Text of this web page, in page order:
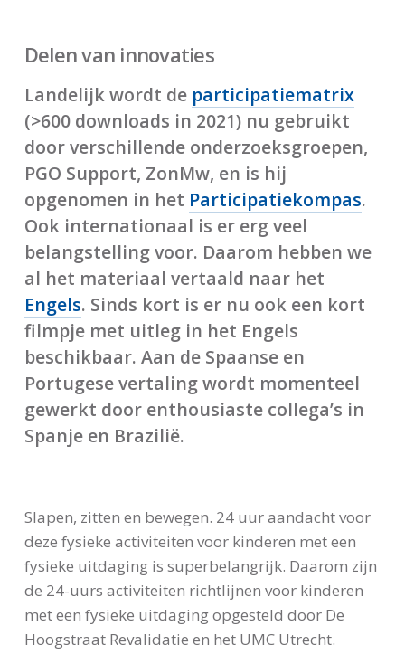
Delen van innovaties
Landelijk wordt de participatiematrix
(>600 downloads in 2021) nu gebruikt
door verschillende onderzoeksgroepen,
PGO Support, ZonMw, en is hij
opgenomen in het Participatiekompas.
Ook internationaal is er erg veel
belangstelling voor. Daarom hebben we
al het materiaal vertaald naar het
Engels. Sinds kort is er nu ook een kort
filmpje met uitleg in het Engels
beschikbaar. Aan de Spaanse en
Portugese vertaling wordt momenteel
gewerkt door enthousiaste collega’s in
Spanje en Brazilië.
Slapen, zitten en bewegen. 24 uur aandacht voor
deze fysieke activiteiten voor kinderen met een
fysieke uitdaging is superbelangrijk. Daarom zijn
de 24-uurs activiteiten richtlijnen voor kinderen
met een fysieke uitdaging opgesteld door De
Hoogstraat Revalidatie en het UMC Utrecht.